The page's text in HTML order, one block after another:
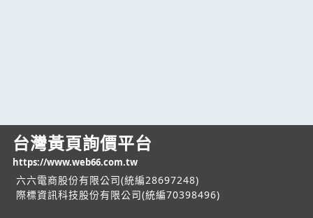
台灣黃頁詢價平台
https://www.web66.com.tw
六六電商股份有限公司(統編28697248)
際標資訊科技股份有限公司(統編70398496)